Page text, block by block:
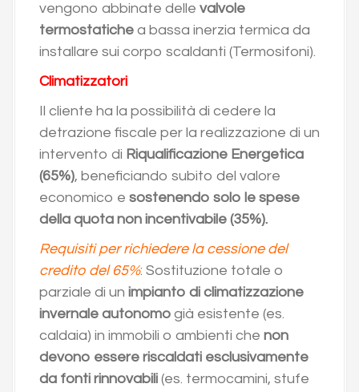
vengono abbinate delle valvole
termostatiche a bassa inerzia termica da
installare sui corpo scaldanti (Termosifoni).
Climatizzatori
Il cliente ha la possibilità di cedere la
detrazione fiscale per la realizzazione di un
intervento di Riqualificazione Energetica
(65%), beneficiando subito del valore
economico e sostenendo solo le spese
della quota non incentivabile (35%).
Requisiti per richiedere la cessione del
credito del 65%: Sostituzione totale o
parziale di un impianto di climatizzazione
invernale autonomo già esistente (es.
caldaia) in immobili o ambienti che non
devono essere riscaldati esclusivamente
da fonti rinnovabili (es. termocamini, stufe